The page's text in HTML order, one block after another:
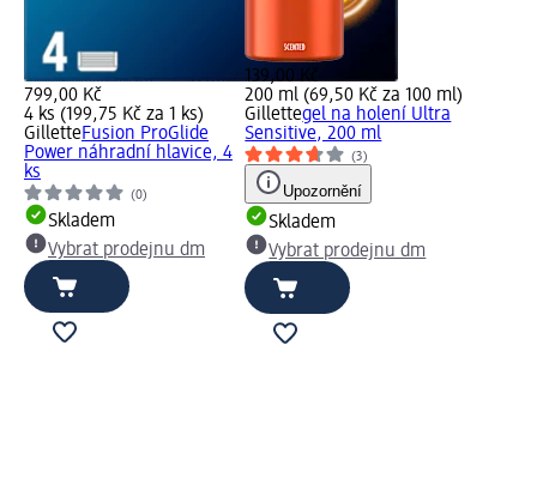
799,00 Kč
4 ks (199,75 Kč za 1 ks)
GilletteFusion ProGlide
Power náhradní hlavice, 4
ks
(0)
Skladem
Vybrat prodejnu dm
139,00 Kč
200 ml (69,50 Kč za 100 ml)
Gillettegel na holení Ultra
Sensitive, 200 ml
(3)
Upozornění
Skladem
Vybrat prodejnu dm